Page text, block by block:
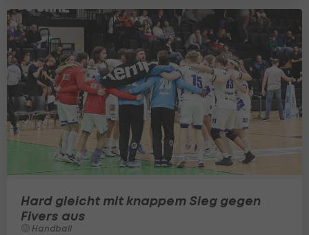
Hard gleicht mit knappem Sieg gegen
Fivers aus
Handball